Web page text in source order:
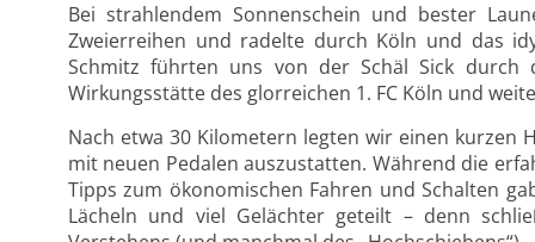
Bei strahlendem Sonnenschein und bester
Zweierreihen und radelte durch Köln und das
Schmitz führten uns von der Schäl Sick
Wirkungsstätte des glorreichen 1. FC Köln und
Nach etwa 30 Kilometern legten wir einen kurzen
mit neuen Pedalen auszustatten. Während die
Tipps zum ökonomischen Fahren und Schalten
Lächeln und viel Gelächter geteilt – denn